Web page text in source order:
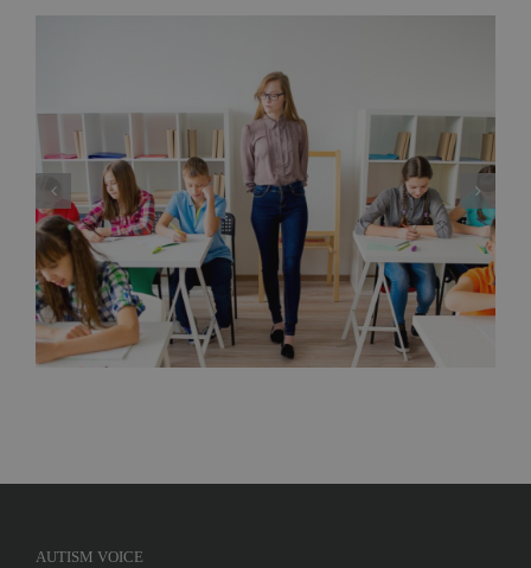
Curs Metode si tehnici de gestionare a
comportamentelor la clasa pentru copii cu
tulburari de neurodezvoltare – Bacau, Martie
2020
AUTISM VOICE